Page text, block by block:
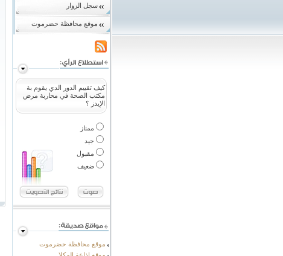
سجل الزوار
موقع محافظة حضرموت
كيف تقييم الدور الدي يقوم بة
مكتب الصحة في محاربة مرض
الإيدز ؟
ممتاز
جيد
مقبول
ضعيف
موقع محافظة حضرموت